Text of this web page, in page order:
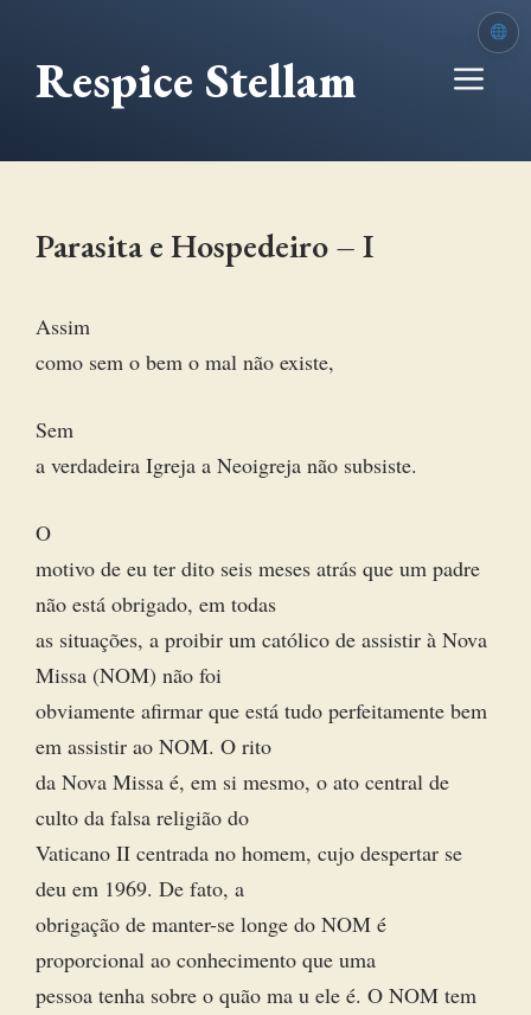
Respice Stellam
Parasita e Hospedeiro – I
Assim
como sem o bem o mal não existe,
Sem
a verdadeira Igreja a Neoigreja não subsiste.
O
motivo de eu ter dito seis meses atrás que um padre
não está obrigado, em todas
as situações, a proibir um católico de assistir à Nova
Missa (NOM) não foi
obviamente afirmar que está tudo perfeitamente bem
em assistir ao NOM. O rito
da Nova Missa é, em si mesmo, o ato central de
culto da falsa religião do
Vaticano II centrada no homem, cujo despertar se
deu em 1969. De fato, a
obrigação de manter-se longe do NOM é
proporcional ao conhecimento que uma
pessoa tenha sobre o quão ma u ele é. O NOM tem